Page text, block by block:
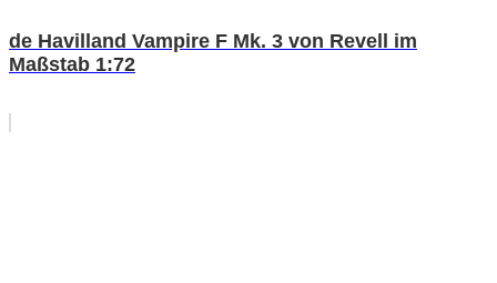
de Havilland Vampire F Mk. 3 von Revell im
Maßstab 1:72